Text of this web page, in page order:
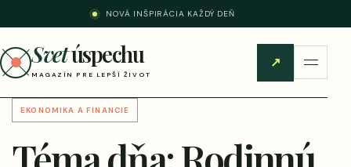
NOVÁ INŠPIRÁCIA KAŽDÝ DEŇ
Svetúspechu
MAGAZÍN PRE LEPŠÍ ŽIVOT
↗
EKONOMIKA A FINANCIE